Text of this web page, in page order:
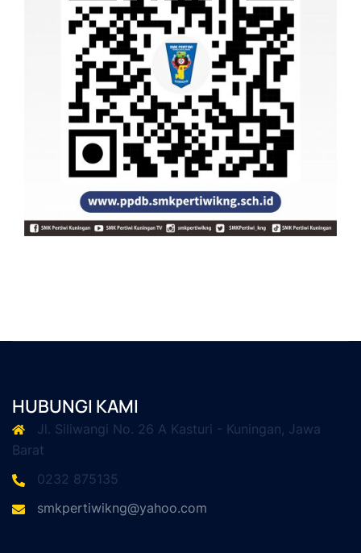
HUBUNGI KAMI
Jl. Siliwangi No. 26 A Kasturi - Kuningan, Jawa
Barat
0232 875135
smkpertiwikng@yahoo.com